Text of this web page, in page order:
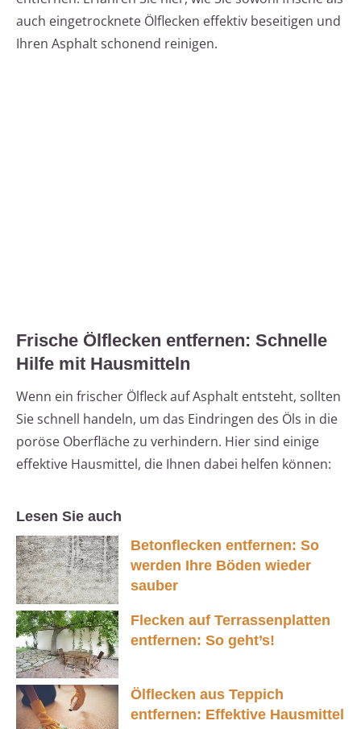
auch eingetrocknete Ölflecken effektiv beseitigen und
Ihren Asphalt schonend reinigen.
Frische Ölflecken entfernen: Schnelle
Hilfe mit Hausmitteln
Wenn ein frischer Ölfleck auf Asphalt entsteht, sollten
Sie schnell handeln, um das Eindringen des Öls in die
poröse Oberfläche zu verhindern. Hier sind einige
effektive Hausmittel, die Ihnen dabei helfen können:
Lesen Sie auch
Betonflecken entfernen: So
werden Ihre Böden wieder
sauber
Flecken auf Terrassenplatten
entfernen: So geht’s!
Ölflecken aus Teppich
entfernen: Effektive Hausmittel